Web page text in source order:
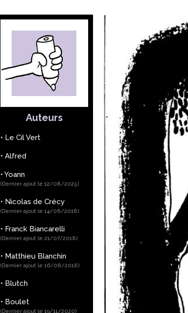
Auteurs
• Le Cil Vert
• Alfred
• Yoann
(Dernier ajout le 12/08/2025)
• Nicolas de Crécy
(Dernier ajout le 14/08/2018)
• Franck Biancarelli
(Dernier ajout le 21/07/2018)
• Matthieu Blanchin
(Dernier ajout le 16/08/2018)
• Blutch
• Boulet
(Dernier ajout le 19/11/2020)